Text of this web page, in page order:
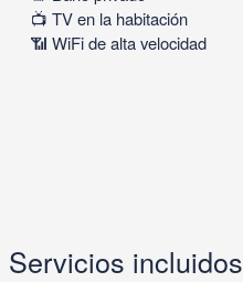
📺 TV en la habitación
📶 WiFi de alta velocidad
Servicios incluidos